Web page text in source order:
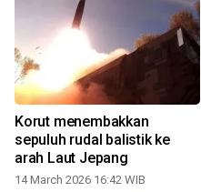
Korut menembakkan
sepuluh rudal balistik ke
arah Laut Jepang
14 March 2026 16:42 WIB